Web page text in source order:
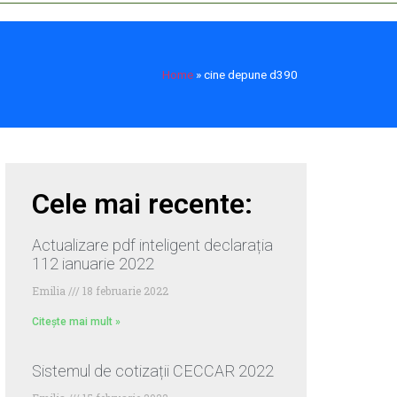
Home »cine depune d390
Cele mai recente:
Actualizare pdf inteligent declarația
112 ianuarie 2022
Emilia 18 februarie 2022
Citește mai mult »
Sistemul de cotizații CECCAR 2022